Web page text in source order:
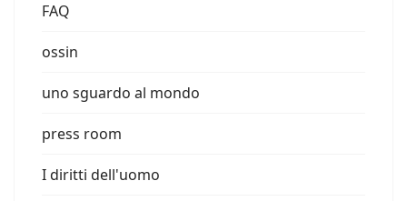
FAQ
ossin
uno sguardo al mondo
press room
I diritti dell'uomo